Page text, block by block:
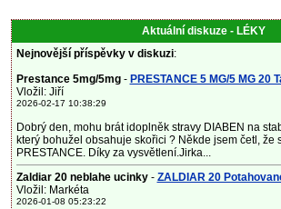
Aktuální diskuze - LÉKY
Nejnovější příspěvky v diskuzi:
Prestance 5mg/5mg- PRESTANCE 5 MG/5 MG 20
Vložil: Jiří
2026-02-17 10:38:29
Dobrý den, mohu brát idoplněk stravy DIABEN na
který bohužel obsahuje skořici ? Někde jsem četl, že
PRESTANCE. Díky za vysvětlení.Jirka...
Zaldiar 20 neblahe ucinky- ZALDIAR 20
Vložil: Markéta
2026-01-08 05:23:22